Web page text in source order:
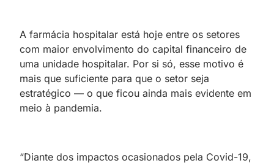
A farmácia hospitalar está hoje entre os setores
com maior envolvimento do capital financeiro de
uma unidade hospitalar. Por si só, esse motivo é
mais que suficiente para que o setor seja
estratégico — o que ficou ainda mais evidente em
meio à pandemia.
“Diante dos impactos ocasionados pela Covid-19,